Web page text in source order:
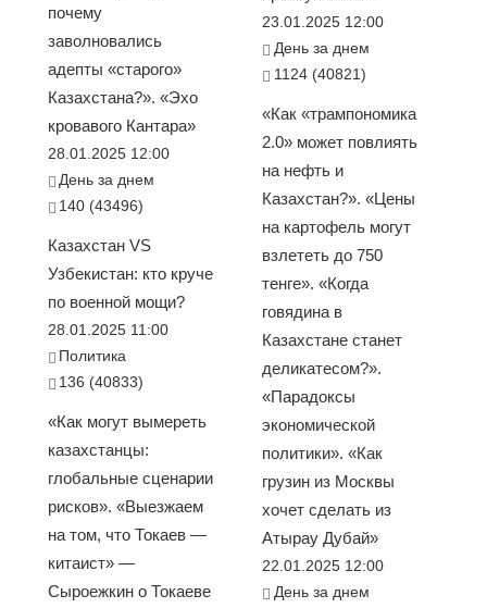
почему
заволновались
адепты «старого»
Казахстана?». «Эхо
кровавого Кантара»
28.01.2025 12:00
День за днем
140 (43496)
Казахстан VS
Узбекистан: кто круче
по военной мощи?
28.01.2025 11:00
Политика
136 (40833)
«Как могут вымереть
казахстанцы:
глобальные сценарии
рисков». «Выезжаем
на том, что Токаев —
китаист» —
Сыроежкин о Токаеве
23.01.2025 12:00
День за днем
1124 (40821)
«Как «трампономика
2.0» может повлиять
на нефть и
Казахстан?». «Цены
на картофель могут
взлететь до 750
тенге». «Когда
говядина в
Казахстане станет
деликатесом?».
«Парадоксы
экономической
политики». «Как
грузин из Москвы
хочет сделать из
Атырау Дубай»
22.01.2025 12:00
День за днем